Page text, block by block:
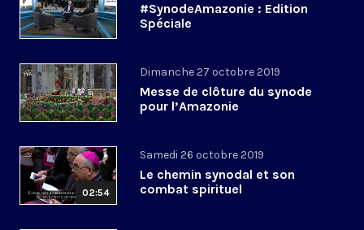
#SynodeAmazonie : Edition
Spéciale
Dimanche 27 octobre 2019
Messe de clôture du synode
pour l’Amazonie
02:54
Samedi 26 octobre 2019
Le chemin synodal et son
combat spirituel